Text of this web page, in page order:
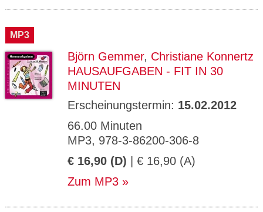
MP3
Björn Gemmer, Christiane Konnertz
HAUSAUFGABEN - FIT IN 30
MINUTEN
Erscheinungstermin: 15.02.2012
66.00 Minuten
MP3, 978-3-86200-306-8
€ 16,90 (D) | € 16,90 (A)
Zum MP3